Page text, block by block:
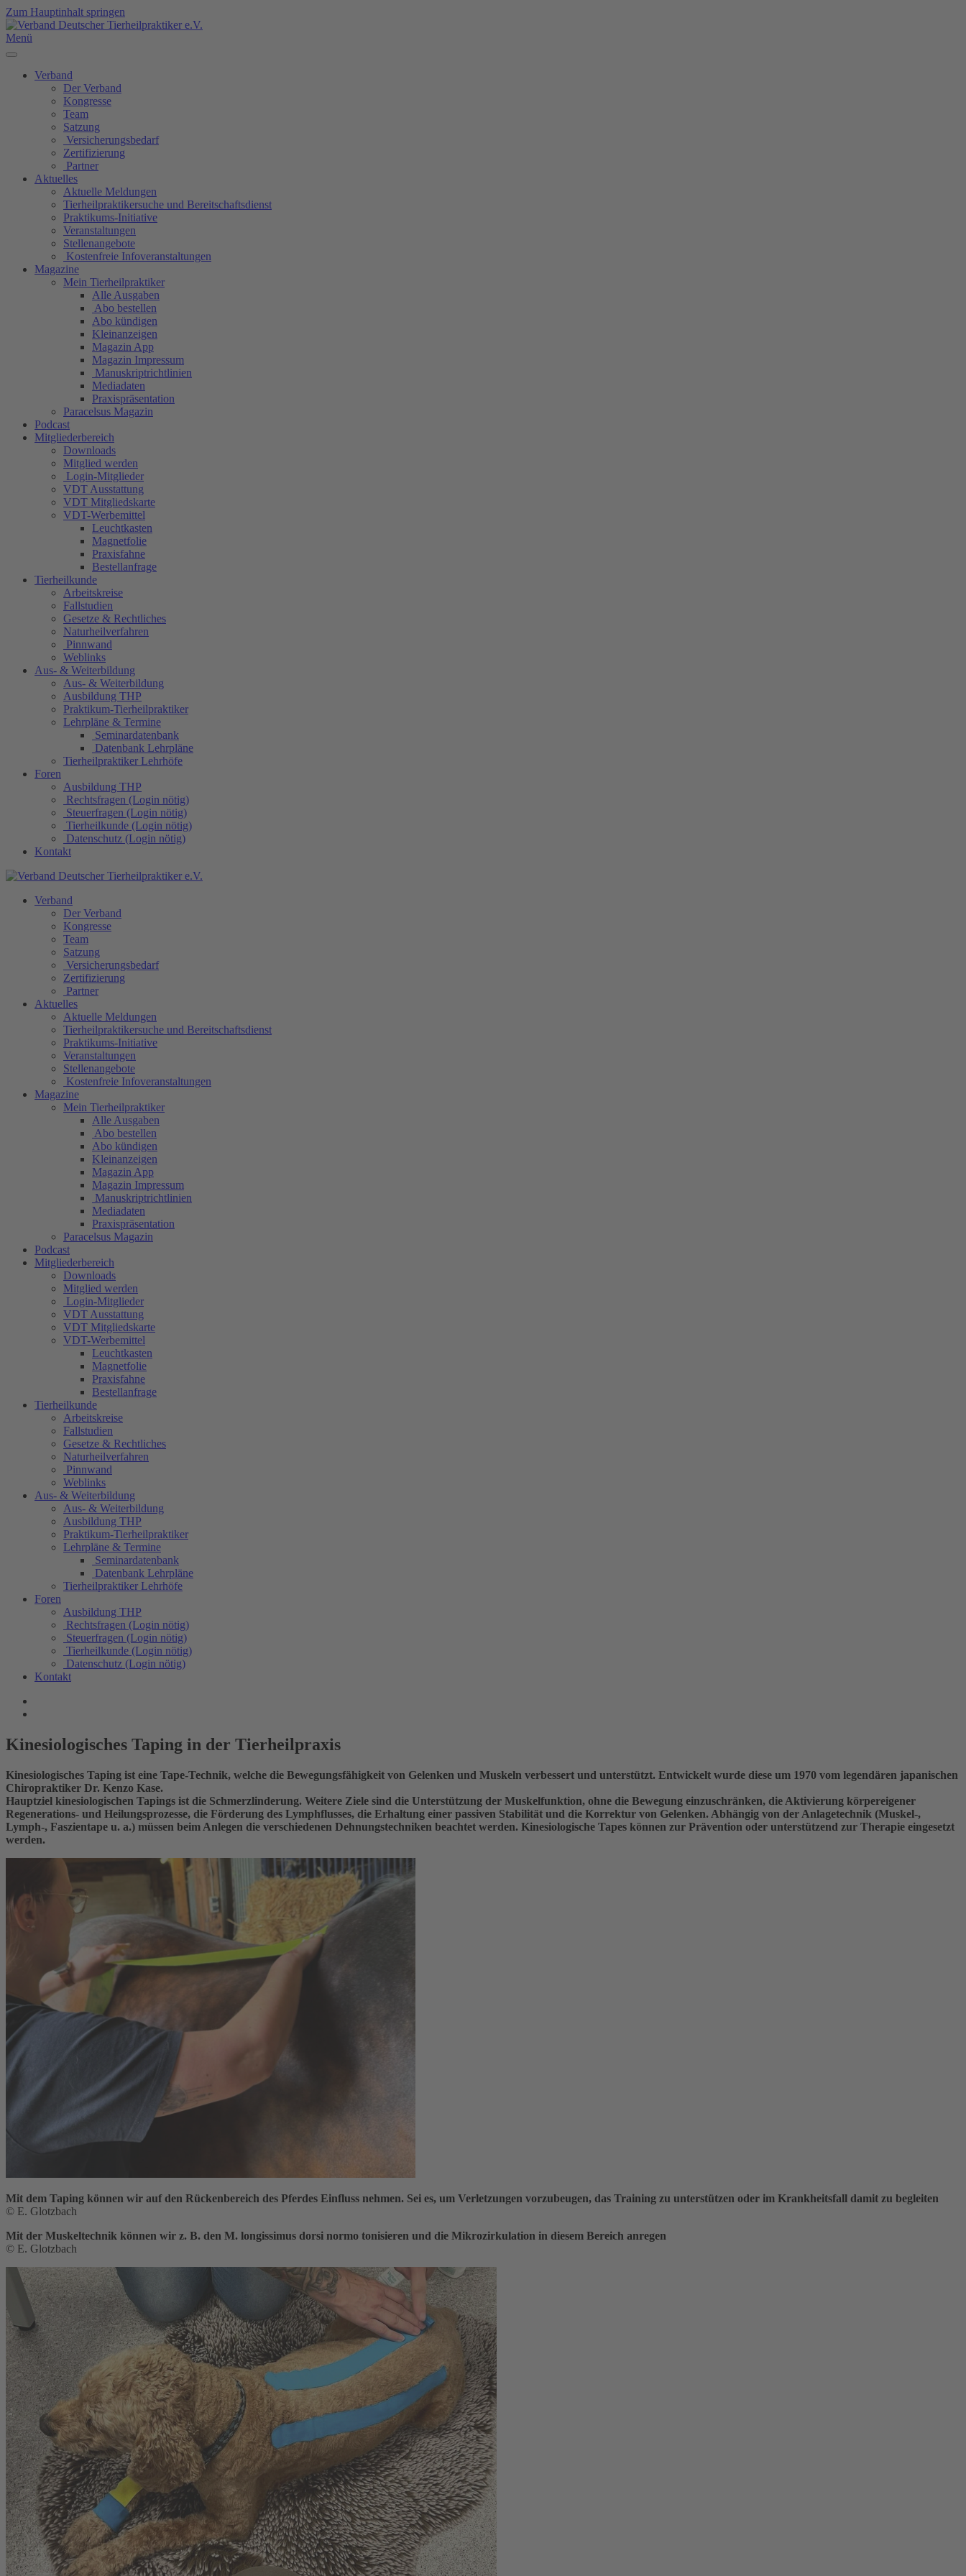
Zum Hauptinhalt springen
Menü
Verband
Der Verband
Kongresse
Team
Satzung
Versicherungsbedarf
Zertifizierung
Partner
Aktuelles
Aktuelle Meldungen
Tierheilpraktikersuche und Bereitschaftsdienst
Praktikums-Initiative
Veranstaltungen
Stellenangebote
Kostenfreie Infoveranstaltungen
Magazine
Mein Tierheilpraktiker
Alle Ausgaben
Abo bestellen
Abo kündigen
Kleinanzeigen
Magazin App
Magazin Impressum
Manuskriptrichtlinien
Mediadaten
Praxispräsentation
Paracelsus Magazin
Podcast
Mitgliederbereich
Downloads
Mitglied werden
Login-Mitglieder
VDT Ausstattung
VDT Mitgliedskarte
VDT-Werbemittel
Leuchtkasten
Magnetfolie
Praxisfahne
Bestellanfrage
Tierheilkunde
Arbeitskreise
Fallstudien
Gesetze & Rechtliches
Naturheilverfahren
Pinnwand
Weblinks
Aus- & Weiterbildung
Aus- & Weiterbildung
Ausbildung THP
Praktikum-Tierheilpraktiker
Lehrpläne & Termine
Seminardatenbank
Datenbank Lehrpläne
Tierheilpraktiker Lehrhöfe
Foren
Ausbildung THP
Rechtsfragen (Login nötig)
Steuerfragen (Login nötig)
Tierheilkunde (Login nötig)
Datenschutz (Login nötig)
Kontakt
Verband
Der Verband
Kongresse
Team
Satzung
Versicherungsbedarf
Zertifizierung
Partner
Aktuelles
Aktuelle Meldungen
Tierheilpraktikersuche und Bereitschaftsdienst
Praktikums-Initiative
Veranstaltungen
Stellenangebote
Kostenfreie Infoveranstaltungen
Magazine
Mein Tierheilpraktiker
Alle Ausgaben
Abo bestellen
Abo kündigen
Kleinanzeigen
Magazin App
Magazin Impressum
Manuskriptrichtlinien
Mediadaten
Praxispräsentation
Paracelsus Magazin
Podcast
Mitgliederbereich
Downloads
Mitglied werden
Login-Mitglieder
VDT Ausstattung
VDT Mitgliedskarte
VDT-Werbemittel
Leuchtkasten
Magnetfolie
Praxisfahne
Bestellanfrage
Tierheilkunde
Arbeitskreise
Fallstudien
Gesetze & Rechtliches
Naturheilverfahren
Pinnwand
Weblinks
Aus- & Weiterbildung
Aus- & Weiterbildung
Ausbildung THP
Praktikum-Tierheilpraktiker
Lehrpläne & Termine
Seminardatenbank
Datenbank Lehrpläne
Tierheilpraktiker Lehrhöfe
Foren
Ausbildung THP
Rechtsfragen (Login nötig)
Steuerfragen (Login nötig)
Tierheilkunde (Login nötig)
Datenschutz (Login nötig)
Kontakt
Kinesiologisches Taping in der Tierheilpraxis
Kinesiologisches Taping ist eine Tape-Technik, welche die Bewegungsfähigkeit von Gelenken und Muskeln verbessert und unterstützt. Entwickelt wurde diese um 1970 vom legendären japanischen
Chiropraktiker Dr. Kenzo Kase.
Hauptziel kinesiologischen Tapings ist die Schmerzlinderung. Weitere Ziele sind die Unterstützung der Muskelfunktion, ohne die Bewegung einzuschränken, die Aktivierung körpereigener
Regenerations- und Heilungsprozesse, die Förderung des Lymphflusses, die Erhaltung einer passiven Stabilität und die Korrektur von Gelenken. Abhängig von der Anlagetechnik (Muskel-,
Lymph-, Faszientape u. a.) müssen beim Anlegen die verschiedenen Dehnungstechniken beachtet werden. Kinesiologische Tapes können zur Prävention oder unterstützend zur Therapie eingesetzt
werden.
Mit dem Taping können wir auf den Rückenbereich des Pferdes Einfluss nehmen. Sei es, um Verletzungen vorzubeugen, das Training zu unterstützen oder im Krankheitsfall damit zu begleiten
© E. Glotzbach
Mit der Muskeltechnik können wir z. B. den M. longissimus dorsi normo tonisieren und die Mikrozirkulation in diesem Bereich anregen
© E. Glotzbach